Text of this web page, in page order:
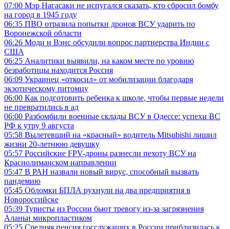
07:00 Мэр Нагасаки не испугался сказать, кто сбросил бомбу
на город в 1945 году
06:35 ПВО отразила попытки дронов ВСУ ударить по
Воронежской области
06:26 Моди и Вэнс обсудили вопрос партнерства Индии с
США
06:25 Аналитики выявили, на каком месте по уровню
безработицы находится Россия
06:09 Украинец «откосил» от мобилизации благодаря
экзотическому питомцу
06:00 Как подготовить ребенка к школе, чтобы первые недели
не превратились в ад
06:00 Разбомбили военные склады ВСУ в Одессе: успехи ВС
РФ к утру 9 августа
05:58 Вылетевший на «красный» водитель Mitsubishi лишил
жизни 20-летнюю девушку
05:57 Российские FPV-дроны разнесли пехоту ВСУ на
Краснолиманском направлении
05:47 В РАН назвали новый вирус, способный вызвать
пандемию
05:45 Обломки БПЛА рухнули на два предприятия в
Новороссийске
05:39 Туристы из России бьют тревогу из-за загрязнения
Аланьи микропластиком
05:25 Средняя пенсия госслужащих в России приблизилась к